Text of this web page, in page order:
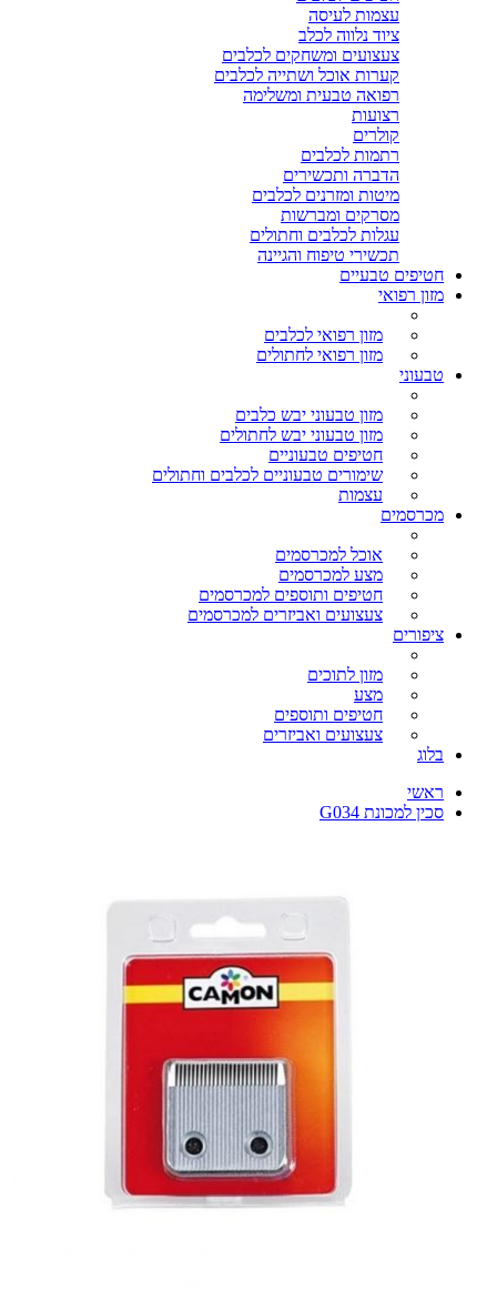
עצמות לעיסה
ציוד נלווה לכלב
צעצועים ומשחקים לכלבים
קערות אוכל ושתייה לכלבים
רפואה טבעית ומשלימה
רצועות
קולרים
רתמות לכלבים
הדברה ותכשירים
מיטות ומזרנים לכלבים
מסרקים ומברשות
עגלות לכלבים וחתולים
תכשירי טיפוח והגיינה
חטיפים טבעיים
מזון רפואי
מזון רפואי לכלבים
מזון רפואי לחתולים
טבעוני
מזון טבעוני יבש כלבים
מזון טבעוני יבש לחתולים
חטיפים טבעוניים
שימורים טבעוניים לכלבים וחתולים
עצמות
מכרסמים
אוכל למכרסמים
מצע למכרסמים
חטיפים ותוספים למכרסמים
צעצועים ואביזרים למכרסמים
ציפורים
מזון לתוכים
מצע
חטיפים ותוספים
צעצועים ואביזרים
בלוג
ראשי
סכין למכונת G034